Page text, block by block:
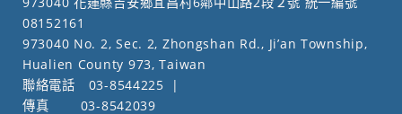
08152161
973040 No. 2, Sec. 2, Zhongshan Rd., Ji’an Township,
Hualien County 973, Taiwan
聯絡電話
03-8544225
|
傳真
03-8542039